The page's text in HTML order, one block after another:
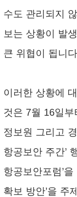
수도 관리되지
보는 상황이 발
큰 위협이 됩니
이러한 상황에
것은 7월 16일
정보원 그리고
항공보안 주간’
항공보안포럼’
확보 방안’을 주